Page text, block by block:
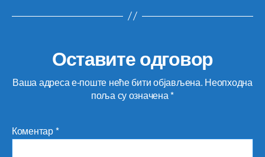
Оставите одговор
Ваша адреса е-поште неће бити објављена. Неопходна
поља су означена*
Коментар*